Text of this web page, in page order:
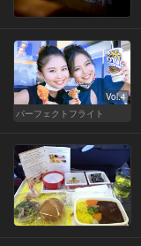
Vol.4
パーフェクトフライト